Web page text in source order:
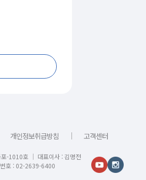
개인정보취급방침 ｜ 고객센터
-1010호 │ 대표이사 : 김명전
호 : 02-2639-6400